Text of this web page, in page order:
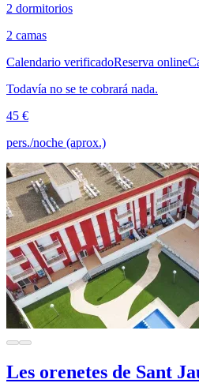
2 dormitorios
2 camas
Calendario verificadoReserva online
Todavía no se te cobrará nada.
45 €
pers./noche (aprox.)
Les orenetes de Sant